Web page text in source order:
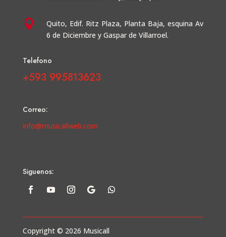

Quito, Edif. Ritz Plaza, Planta Baja, esquina Av
6 de Diciembre y Gaspar de Villarroel.
Telefono
+593 995813623
Correo:
info@musicallweb.com
Siguenos:
Copyright © 2026 Musicall